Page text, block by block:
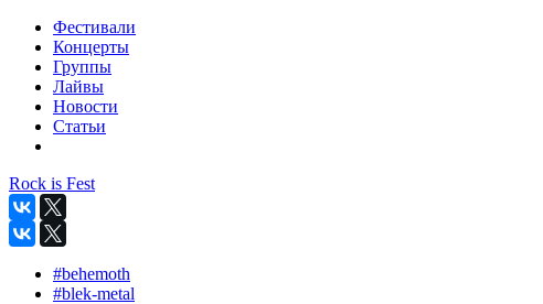
Фестивали
Концерты
Группы
Лайвы
Новости
Статьи
Rock is Fest
#behemoth
#blek-metal